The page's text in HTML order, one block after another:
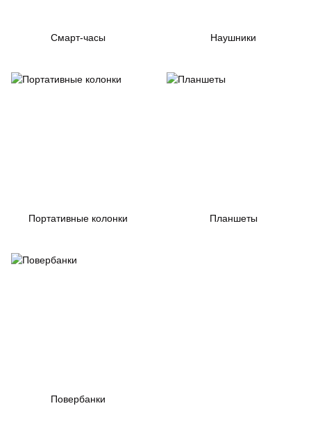
Смарт-часы Наушники
Портативные колонки Планшеты
Повербанки